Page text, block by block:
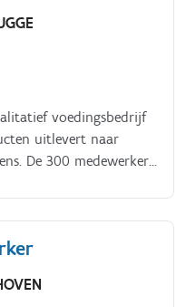
voedingsbedrijf
uitlevert naar
De 300 medewerkers